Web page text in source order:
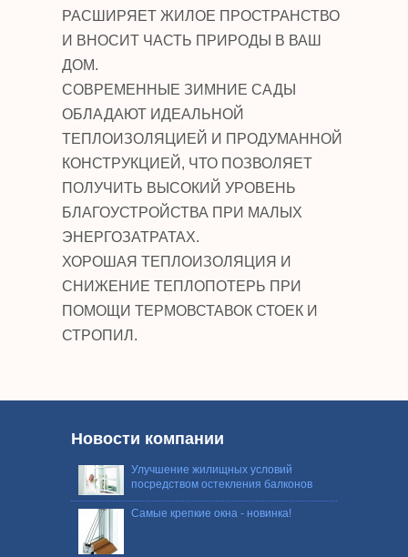
РАСШИРЯЕТ ЖИЛОЕ ПРОСТРАНСТВО
И ВНОСИТ ЧАСТЬ ПРИРОДЫ В ВАШ
ДОМ.
СОВРЕМЕННЫЕ ЗИМНИЕ САДЫ
ОБЛАДАЮТ ИДЕАЛЬНОЙ
ТЕПЛОИЗОЛЯЦИЕЙ И ПРОДУМАННОЙ
КОНСТРУКЦИЕЙ, ЧТО ПОЗВОЛЯЕТ
ПОЛУЧИТЬ ВЫСОКИЙ УРОВЕНЬ
БЛАГОУСТРОЙСТВА ПРИ МАЛЫХ
ЭНЕРГОЗАТРАТАХ.
ХОРОШАЯ ТЕПЛОИЗОЛЯЦИЯ И
СНИЖЕНИЕ ТЕПЛОПОТЕРЬ ПРИ
ПОМОЩИ ТЕРМОВСТАВОК СТОЕК И
СТРОПИЛ.
Новости компании
Улучшение жилищных условий
посредством остекления балконов
Самые крепкие окна - новинка!